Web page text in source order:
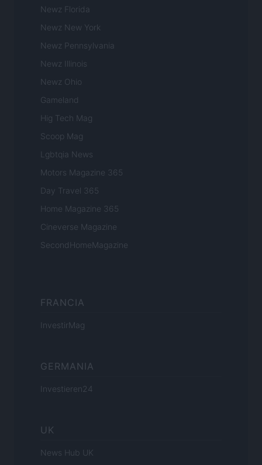
Newz Florida
Newz New York
Newz Pennsylvania
Newz Illinois
Newz Ohio
Gameland
Hig Tech Mag
Scoop Mag
Lgbtqia News
Motors Magazine 365
Day Travel 365
Home Magazine 365
Cineverse Magazine
SecondHomeMagazine
FRANCIA
InvestirMag
GERMANIA
Investieren24
UK
News Hub UK